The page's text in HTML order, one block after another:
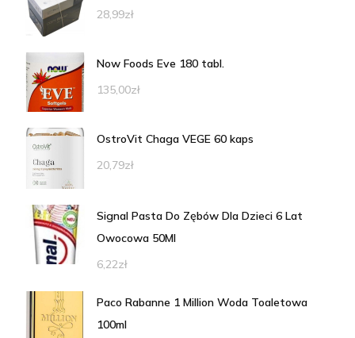
28,99zł
Now Foods Eve 180 tabl.
135,00zł
OstroVit Chaga VEGE 60 kaps
20,79zł
Signal Pasta Do Zębów Dla Dzieci 6 Lat
Owocowa 50Ml
6,22zł
Paco Rabanne 1 Million Woda Toaletowa
100ml